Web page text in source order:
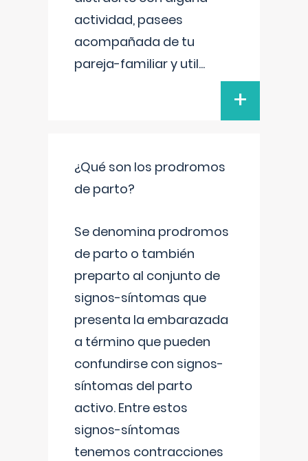
actividad, pasees
acompañada de tu
pareja-familiar y util...
+
¿Qué son los prodromos
de parto?
Se denomina prodromos
de parto o también
preparto al conjunto de
signos-síntomas que
presenta la embarazada
a término que pueden
confundirse con signos-
síntomas del parto
activo. Entre estos
signos-síntomas
tenemos contracciones